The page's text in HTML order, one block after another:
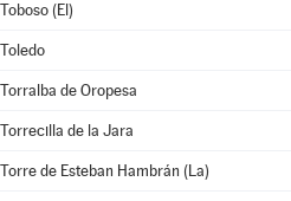
Toboso (El)
Toledo
Torralba de Oropesa
Torrecilla de la Jara
Torre de Esteban Hambrán (La)